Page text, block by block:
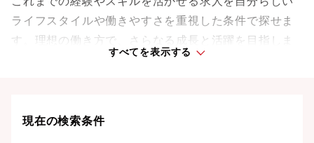
ライフスタイルや働きやすさを重視した条件で探せま
す。理想の働き方で、さらなる成長と活躍を目指しま
すべてを表示する
現在の検索条件